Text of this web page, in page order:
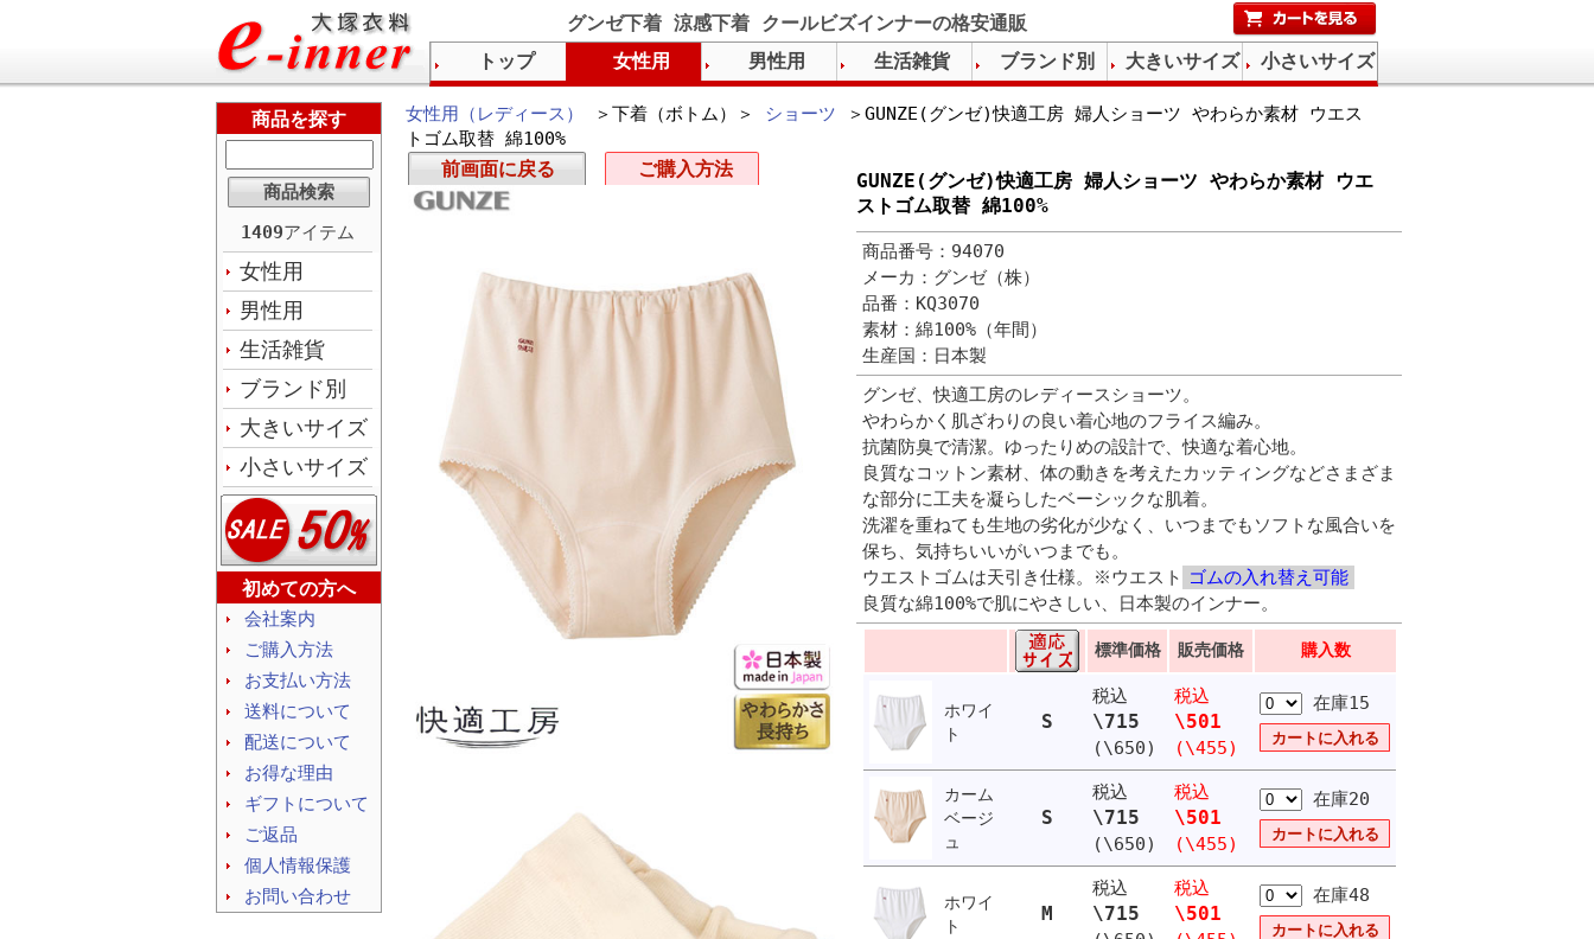
グンゼ下着 涼感下着 クールビズインナーの格安通販
女性用（レディース） ＞下着（ボトム）＞ ショーツ ＞GUNZE(グンゼ)快適工房 婦人ショーツ やわらか素材 ウエス
トゴム取替 綿100%
GUNZE(グンゼ)快適工房 婦人ショーツ やわらか素材 ウエ
ストゴム取替 綿100%
商品番号：94070
メーカ：グンゼ（株）
品番：KQ3070
素材：綿100%（年間）
生産国：日本製
グンゼ、快適工房のレディースショーツ。
やわらかく肌ざわりの良い着心地のフライス編み。
抗菌防臭で清潔。ゆったりめの設計で、快適な着心地。
良質なコットン素材、体の動きを考えたカッティングなどさまざま
な部分に工夫を凝らしたベーシックな肌着。
洗濯を重ねても生地の劣化が少なく、いつまでもソフトな風合いを
保ち、気持ちいいがいつまでも。
ウエストゴムは天引き仕様。※ウエスト ゴムの入れ替え可能
良質な綿100%で肌にやさしい、日本製のインナー。
標準価格 販売価格 購入数
ホワイ
ト
S
税込
\715
(\650)
税込
\501
(\455)
在庫15
カーム
ベージ
ュ
S
税込
\715
(\650)
税込
\501
(\455)
在庫20
ホワイ
ト
M
税込
\715
税込
\501
在庫48
前画面に戻る ご購入方法
商品を探す
1409アイテム
女性用
男性用
生活雑貨
ブランド別
大きいサイズ
小さいサイズ
初めての方へ
会社案内
ご購入方法
お支払い方法
送料について
配送について
お得な理由
ギフトについて
ご返品
個人情報保護
お問い合わせ
トップ 女性用 男性用 生活雑貨 ブランド別 大きいサイズ 小さいサイズ